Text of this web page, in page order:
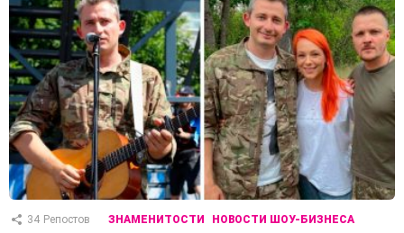
34 Репостов ЗНАМЕНИТОСТИ НОВОСТИ ШОУ-БИЗНЕСА